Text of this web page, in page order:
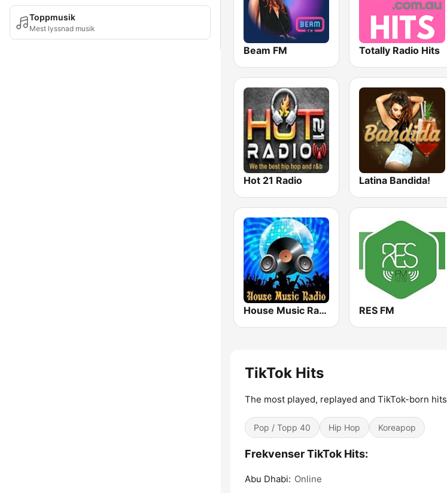
Toppmusik
Mest lyssnad musik
Beam FM Totally Radio Hits
Hot 21 Radio Latina Bandida!
House Music Radio RES FM
TikTok Hits
The most played, replayed and TikTok-born hits
Pop / Topp 40 Hip Hop Koreapop
Frekvenser TikTok Hits:
Abu Dhabi: Online